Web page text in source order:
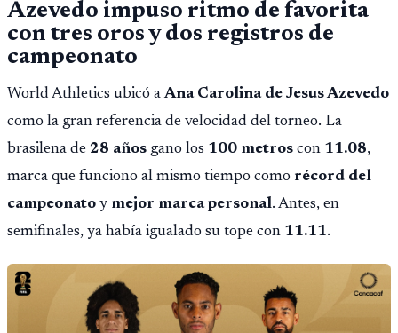
Azevedo impuso ritmo de favorita
con tres oros y dos registros de
campeonato
World Athletics ubicó aAna Carolina de Jesus Azevedo
como la gran referencia de velocidad del torneo. La
brasilena de 28 años gano los 100 metros con 11.08,
marca que funciono al mismo tiempo como récord del
campeonato y mejor marca personal. Antes, en
semifinales, ya había igualado su tope con 11.11.